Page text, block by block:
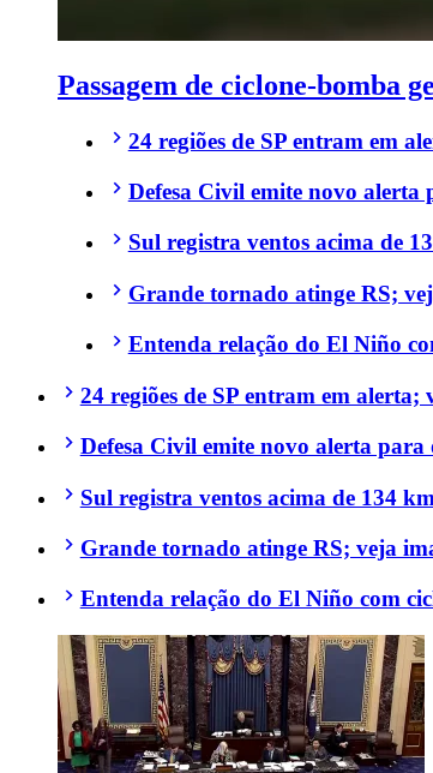
Passagem de ciclone-bomba
24 regiões de SP entram em
Defesa Civil emite novo alerta
Sul registra ventos acima de
Grande tornado atinge RS;
Entenda relação do El Niño
24 regiões de SP entram em alerta;
Defesa Civil emite novo alerta para
Sul registra ventos acima de 134
Grande tornado atinge RS; veja
Entenda relação do El Niño com